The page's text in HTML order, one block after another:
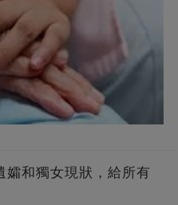
孀和獨女現狀，給所有